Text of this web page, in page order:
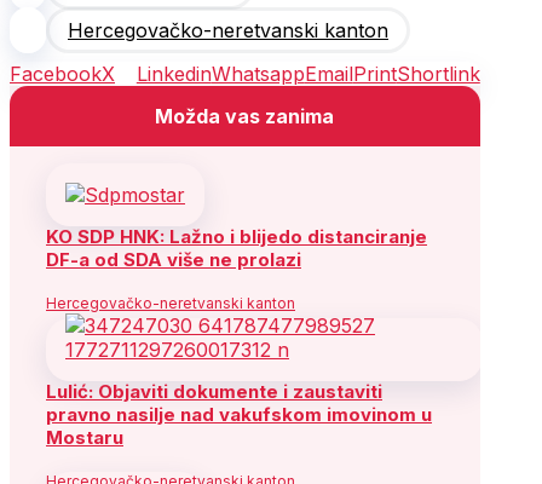
Hercegovačko-neretvanski kanton
FacebookX LinkedinWhatsappEmailPrintShortlink
Možda vas zanima
KO SDP HNK: Lažno i blijedo distanciranje
DF-a od SDA više ne prolazi
Hercegovačko-neretvanski kanton
Lulić: Objaviti dokumente i zaustaviti
pravno nasilje nad vakufskom imovinom u
Mostaru